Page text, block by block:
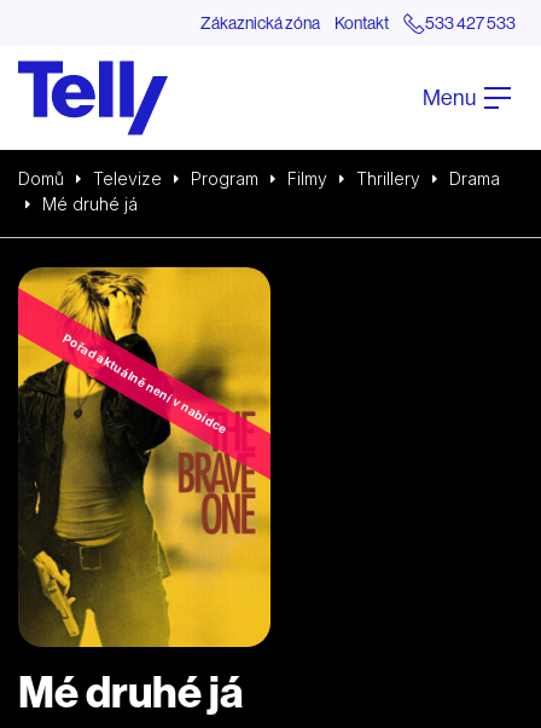
Zákaznická zóna Kontakt 533 427 533
Menu
Domů Televize Program Filmy Thrillery
Drama
Mé druhé já
Pořad aktuálně není v nabídce
Mé druhé já